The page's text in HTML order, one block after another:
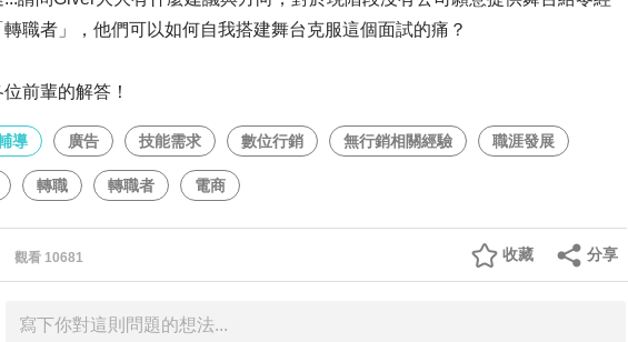
職者」，他們可以如何自我搭建舞台克服這個面試的痛？
前輩的解答！
導 廣告 技能需求 數位行銷 無行銷相關經驗 職涯發展
轉職 轉職者 電商
觀看 10681 分享
收藏